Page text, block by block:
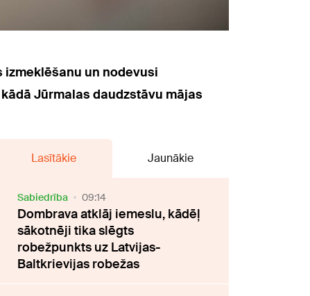
un nodevusi
Jūrmalas daudzstāvu mājas
Lasītākie Jaunākie
Sabiedrība 09:14
Dombrava atklāj iemeslu, kādēļ
sākotnēji tika slēgts
robežpunkts uz Latvijas-
Baltkrievijas robežas